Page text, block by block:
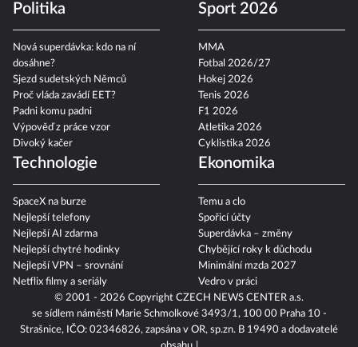
Politika
Nová superdávka: kdo na ní
dosáhne?
Sjezd sudetských Němců
Proč vláda zavádí EET?
Padni komu padni
Výpověď z práce vzor
Divoký kačer
Sport 2026
MMA
Fotbal 2026/27
Hokej 2026
Tenis 2026
F1 2026
Atletika 2026
Cyklistika 2026
Technologie
SpaceX na burze
Nejlepší telefony
Nejlepší AI zdarma
Nejlepší chytré hodinky
Nejlepší VPN – srovnání
Netflix filmy a seriály
Ekonomika
Temu a clo
Spořicí účty
Superdávka – změny
Chybějící roky k důchodu
Minimální mzda 2027
Vedro v práci
© 2001 - 2026 Copyright CZECH NEWS CENTER a.s.
se sídlem náměstí Marie Schmolkové 3493/1, 100 00 Praha 10 -
Strašnice, IČO: 02346826, zapsána v OR, sp.zn. B 19490 a dodavatelé